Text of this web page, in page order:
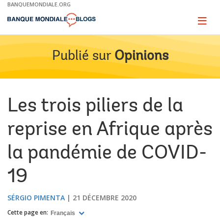
Skip
Main
BANQUEMONDIALE.ORG
Page
Publié sur Opinions
Les trois piliers de la
reprise en Afrique après
la pandémie de COVID-
19
SÉRGIO PIMENTA 21 DÉCEMBRE 2020
Cette page en: Français